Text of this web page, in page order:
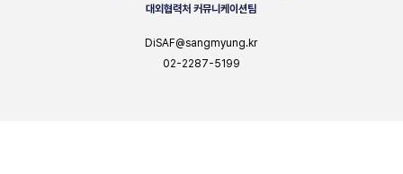
대외협력처 커뮤니케이션팀
DiSAF@sangmyung.kr
02-2287-5199